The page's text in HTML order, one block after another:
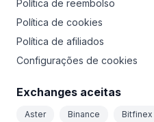
Política de reembolso
Política de cookies
Política de afiliados
Configurações de cookies
Exchanges aceitas
Aster Binance Bitfinex